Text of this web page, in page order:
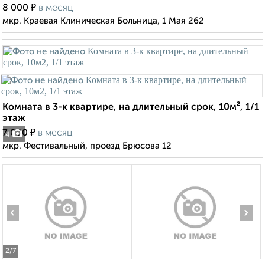
8 000 ₽ в месяц
мкр. Краевая Клиническая Больница, 1 Мая 262
4
Комната в 3-к квартире, на длительный срок, 10м², 1/1
этаж
7 000 ₽ в месяц
мкр. Фестивальный, проезд Брюсова 12
2/7
‹ ›